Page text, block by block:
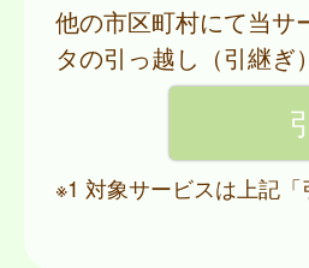
他の市区町村にて当サ
タの引っ越し（引継ぎ
※1 対象サービスは上記